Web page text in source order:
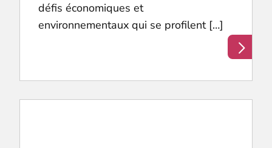
défis économiques et
environnementaux qui se profilent […]